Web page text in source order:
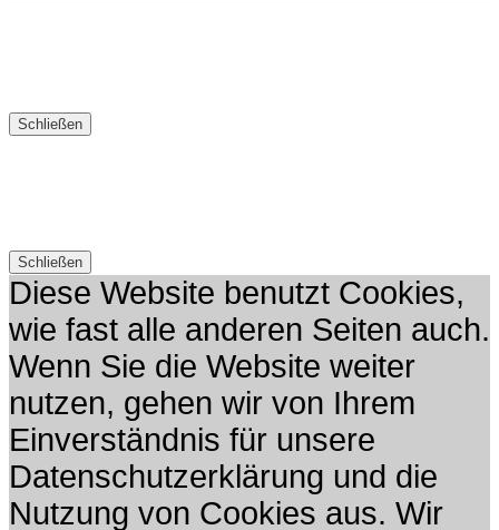
Schließen
Schließen
Diese Website benutzt Cookies,
wie fast alle anderen Seiten auch.
Wenn Sie die Website weiter
nutzen, gehen wir von Ihrem
Einverständnis für unsere
Datenschutzerklärung und die
Nutzung von Cookies aus. Wir